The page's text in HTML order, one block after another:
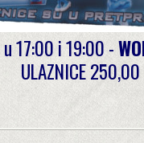
u 17:00 i 19:00 -
ULAZNICE